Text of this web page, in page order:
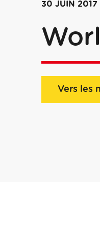
30 JUIN 2017
Vers les